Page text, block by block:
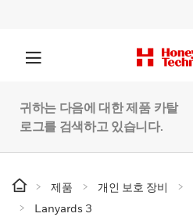
귀하는 다음에 대한 제품 카탈
로그를 검색하고 있습니다.
제품 개인 보호 장비
Lanyards 3